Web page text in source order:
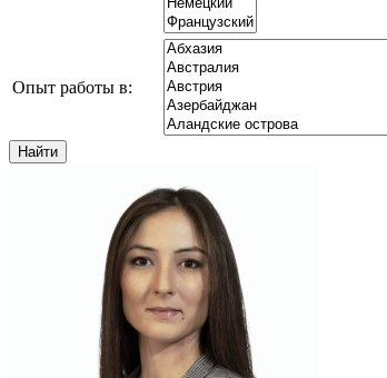
Опыт работы в: